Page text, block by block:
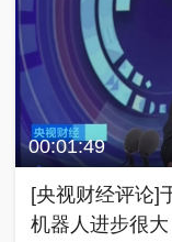
00:01:49
[央视财经评论]
机器人进步很大